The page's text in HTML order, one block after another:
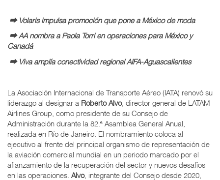
⮕ Volaris impulsa promoción que pone a México de moda
⮕ AA nombra a Paola Torri en operaciones para México y
Canadá
⮕ Viva amplía conectividad regional AIFA-Aguascalientes
La Asociación Internacional de Transporte Aéreo (IATA) renovó su
liderazgo al designar a Roberto Alvo, director general de LATAM
Airlines Group, como presidente de su Consejo de
Administración durante la 82.ª Asamblea General Anual,
realizada en Río de Janeiro. El nombramiento coloca al
ejecutivo al frente del principal organismo de representación de
la aviación comercial mundial en un periodo marcado por el
afianzamiento de la recuperación del sector y nuevos desafíos
en las operaciones. Alvo, integrante del Consejo desde 2020,